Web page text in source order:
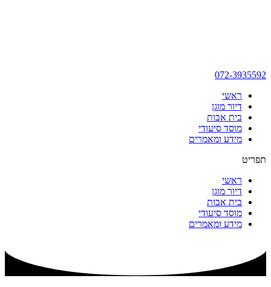
072-3935592
ראשי
דיור מוגן
בית אבות
מוסד סיעודי
מידע ומאמרים
תפריט
ראשי
דיור מוגן
בית אבות
מוסד סיעודי
מידע ומאמרים